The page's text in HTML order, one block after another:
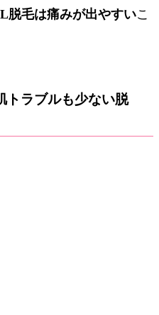
脱毛は痛みが出やすいこ
トラブルも少ない脱